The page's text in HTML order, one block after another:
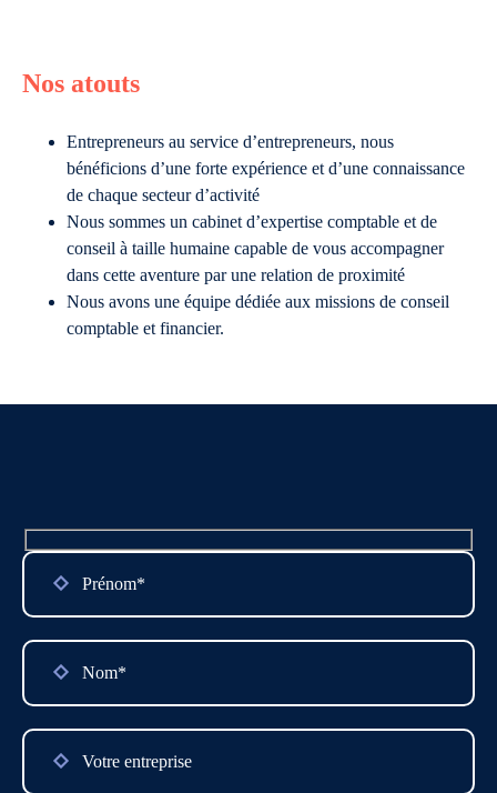
Nos atouts
Entrepreneurs au service d’entrepreneurs, nous
bénéficions d’une forte expérience et d’une connaissance
de chaque secteur d’activité
Nous sommes un cabinet d’expertise comptable et de
conseil à taille humaine capable de vous accompagner
dans cette aventure par une relation de proximité
Nous avons une équipe dédiée aux missions de conseil
comptable et financier.